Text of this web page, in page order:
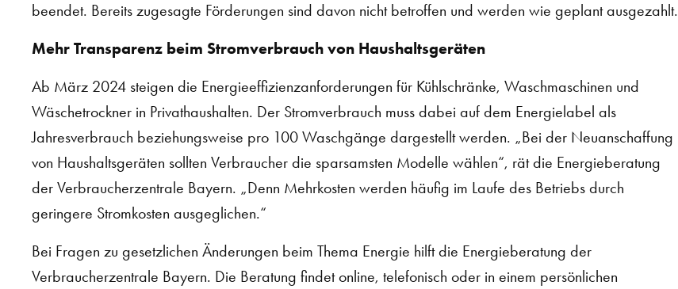
beendet. Bereits zugesagte Förderungen sind davon nicht betroffen und werden wie geplant ausgezahlt.
Mehr Transparenz beim Stromverbrauch von Haushaltsgeräten
Ab März 2024 steigen die Energieeffizienzanforderungen für Kühlschränke, Waschmaschinen und
Wäschetrockner in Privathaushalten. Der Stromverbrauch muss dabei auf dem Energielabel als
Jahresverbrauch beziehungsweise pro 100 Waschgänge dargestellt werden. „Bei der Neuanschaffung
von Haushaltsgeräten sollten Verbraucher die sparsamsten Modelle wählen“, rät die Energieberatung
der Verbraucherzentrale Bayern. „Denn Mehrkosten werden häufig im Laufe des Betriebs durch
geringere Stromkosten ausgeglichen.“
Bei Fragen zu gesetzlichen Änderungen beim Thema Energie hilft die Energieberatung der
Verbraucherzentrale Bayern. Die Beratung findet online, telefonisch oder in einem persönlichen